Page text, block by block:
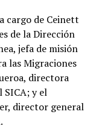
cargo de Ceinett
de la Dirección
jefa de misión
las Migraciones
directora
SICA; y el
director general